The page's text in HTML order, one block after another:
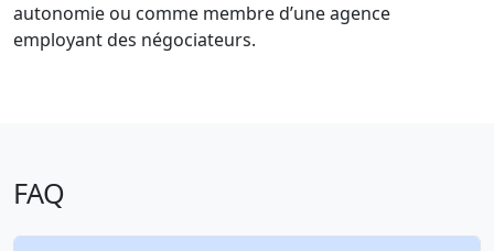
autonomie ou comme membre d’une agence
employant des négociateurs.
FAQ